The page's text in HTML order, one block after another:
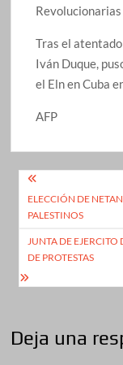
Tras el
Iván Duque,
el Eln en Cuba
AFP
Navegación
de
entradas
ELECCIÓN DE
PALESTINOS
JUNTA DE
DE PROTESTAS
Deja una